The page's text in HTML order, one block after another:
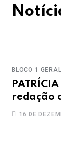
BLOCO 1 GERAL
redação
16 DE